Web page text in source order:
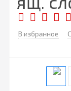
В избранное